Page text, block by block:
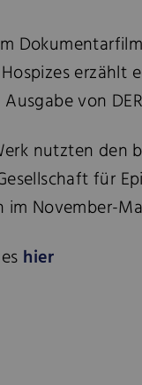
von
nutzten
für
November-
hier